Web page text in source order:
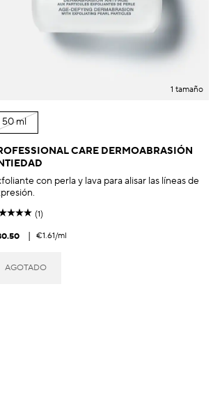
1 tamaño
50 ml
CARE DERMOABRASIÓN
con perla y lava para alisar las líneas de
(1)
| €1.61/ml
AGOTADO